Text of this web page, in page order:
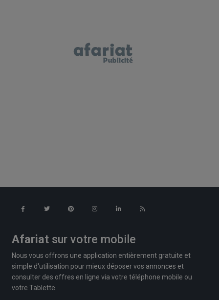
Afariat sur votre mobile
Nous vous offrons une application entièrement gratuite et
simple d'utilisation pour mieux déposer vos annonces et
consulter des offres en ligne via votre téléphone mobile ou
votre Tablette.